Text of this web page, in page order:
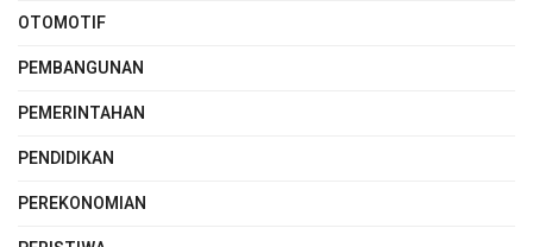
OTOMOTIF
PEMBANGUNAN
PEMERINTAHAN
PENDIDIKAN
PEREKONOMIAN